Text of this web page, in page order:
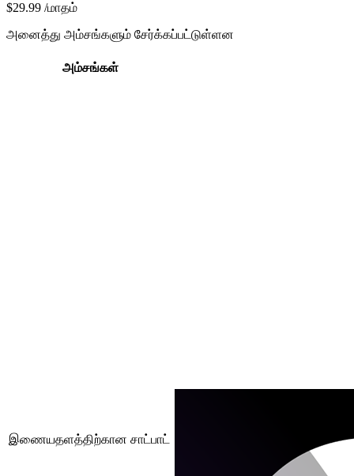
$29.99 /மாதம்
அனைத்து அம்சங்களும் சேர்க்கப்பட்டுள்ளன
அம்சங்கள்
இணையதளத்திற்கான சாட்பாட்